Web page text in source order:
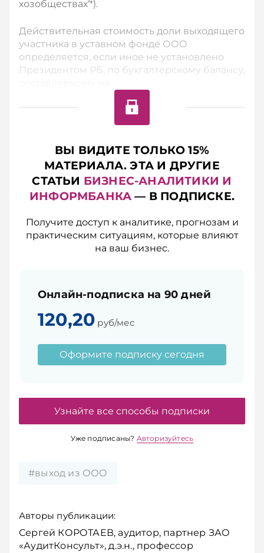
хозобществах ).
Действительная стоимость доли выходящего
участника в уставном фонде ООО
определяется, если иное не установлено
Президентом РБ, по бухгалтерскому балансу,
ВЫ ВИДИТЕ ТОЛЬКО 15%
МАТЕРИАЛА. ЭТА И ДРУГИЕ
СТАТЬИ БИЗНЕС-АНАЛИТИКИ И
ИНФОРМБАНКА — В ПОДПИСКЕ.
Получите доступ к аналитике, прогнозам и
практическим ситуациям, которые влияют
на ваш бизнес.
Онлайн-подписка на 90 дней
120,20 руб/мес
Оформите подписку сегодня
Узнайте все способы подписки
Уже подписаны? Авторизуйтесь
#выход из ООО
Авторы публикации:
Сергей КОРОТАЕВ, аудитор, партнер ЗАО
«АудитКонсульт», д.э.н., профессор